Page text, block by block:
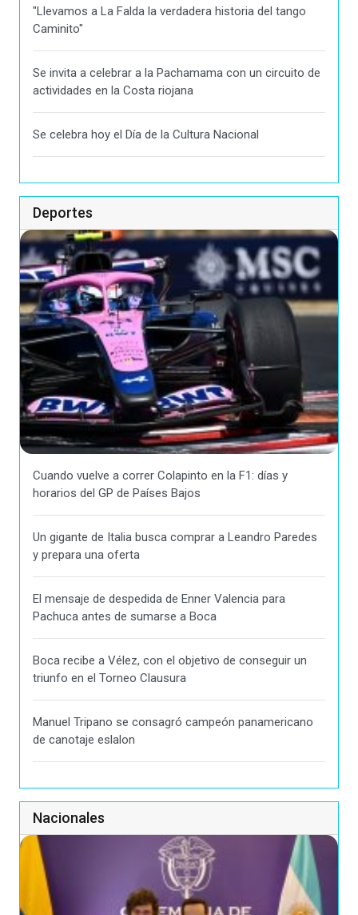
"Llevamos a La Falda la verdadera historia del tango
Caminito"
Se invita a celebrar a la Pachamama con un circuito de
actividades en la Costa riojana
Se celebra hoy el Día de la Cultura Nacional
Deportes
Cuando vuelve a correr Colapinto en la F1: días y
horarios del GP de Países Bajos
Un gigante de Italia busca comprar a Leandro Paredes
y prepara una oferta
El mensaje de despedida de Enner Valencia para
Pachuca antes de sumarse a Boca
Boca recibe a Vélez, con el objetivo de conseguir un
triunfo en el Torneo Clausura
Manuel Tripano se consagró campeón panamericano
de canotaje eslalon
Nacionales